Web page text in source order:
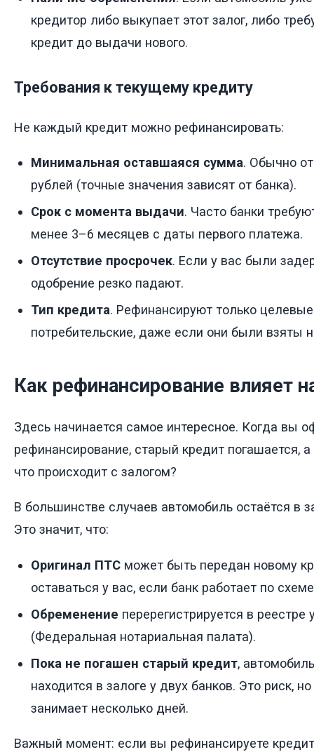
кредитор либо выкупает этот залог, либо
кредит до выдачи нового.
Требования к текущему кредиту
Не каждый кредит можно рефинансировать:
Минимальная оставшаяся сумма. Обычно
рублей (точные значения зависят от банка).
Срок с момента выдачи. Часто банки
менее 3–6 месяцев с даты первого платежа.
Отсутствие просрочек. Если у вас были
одобрение резко падают.
Тип кредита. Рефинансируют только
потребительские, даже если они были взяты
Как рефинансирование влияет
Здесь начинается самое интересное. Когда вы
рефинансирование, старый кредит погашается,
что происходит с залогом?
В большинстве случаев автомобиль остаётся в
Это значит, что:
Оригинал ПТС может быть передан новому
оставаться у вас, если банк работает по
Обременение перерегистрируется в
(Федеральная нотариальная палата).
Пока не погашен старый кредит,
находится в залоге у двух банков. Это риск,
занимает несколько дней.
Важный момент: если вы рефинансируете